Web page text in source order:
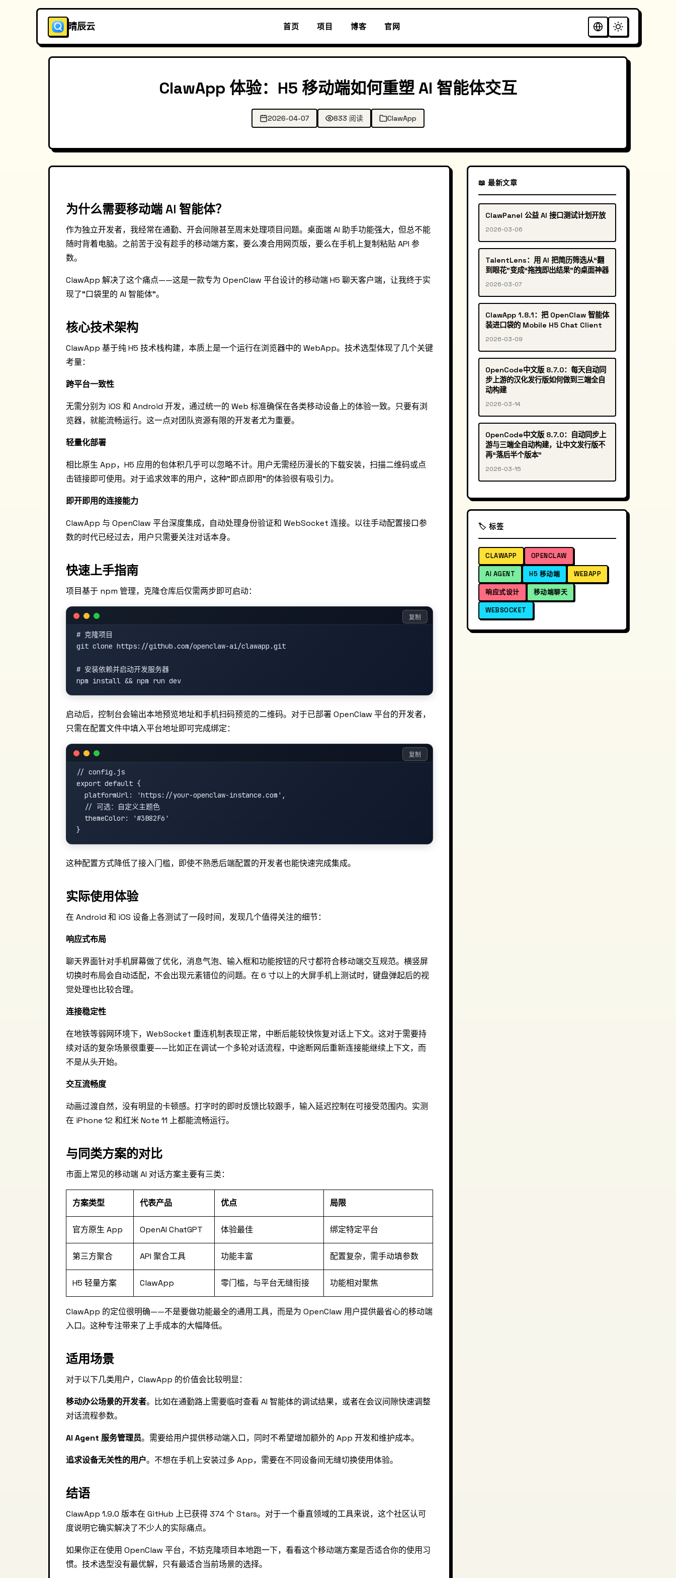
晴辰云 首页 项目 博客 官网
ClawApp 体验：H5 移动端如何重塑 AI 智能体交互
2026-04-07 833 阅读 ClawApp
为什么需要移动端 AI 智能体？
作为独立开发者，我经常在通勤、开会间隙甚至周末处理项目问题。桌面端 AI 助手功能强大，但总不能
随时背着电脑。之前苦于没有趁手的移动端方案，要么凑合用网页版，要么在手机上复制粘贴 API 参
数。
ClawApp 解决了这个痛点——这是一款专为 OpenClaw 平台设计的移动端 H5 聊天客户端，让我终于实
现了"口袋里的 AI 智能体"。
核心技术架构
ClawApp 基于纯 H5 技术栈构建，本质上是一个运行在浏览器中的 WebApp。技术选型体现了几个关键
考量：
跨平台一致性
无需分别为 iOS 和 Android 开发，通过统一的 Web 标准确保在各类移动设备上的体验一致。只要有浏
览器，就能流畅运行。这一点对团队资源有限的开发者尤为重要。
轻量化部署
相比原生 App，H5 应用的包体积几乎可以忽略不计。用户无需经历漫长的下载安装，扫描二维码或点
击链接即可使用。对于追求效率的用户，这种"即点即用"的体验很有吸引力。
即开即用的连接能力
ClawApp 与 OpenClaw 平台深度集成，自动处理身份验证和 WebSocket 连接。以往手动配置接口参
数的时代已经过去，用户只需要关注对话本身。
快速上手指南
项目基于 npm 管理，克隆仓库后仅需两步即可启动：
# 克隆项目
git clone https://github.com/openclaw-ai/clawapp.git
# 安装依赖并启动开发服务器
复制
启动后，控制台会输出本地预览地址和手机扫码预览的二维码。对于已部署 OpenClaw 平台的开发者，
只需在配置文件中填入平台地址即可完成绑定：
// config.js
export default {
  platformUrl: 'https://your-openclaw-instance.com',
  // 可选：自定义主题色
  themeColor: '#3B82F6'
复制
这种配置方式降低了接入门槛，即使不熟悉后端配置的开发者也能快速完成集成。
实际使用体验
在 Android 和 iOS 设备上各测试了一段时间，发现几个值得关注的细节：
响应式布局
聊天界面针对手机屏幕做了优化，消息气泡、输入框和功能按钮的尺寸都符合移动端交互规范。横竖屏
切换时布局会自动适配，不会出现元素错位的问题。在 6 寸以上的大屏手机上测试时，键盘弹起后的视
觉处理也比较合理。
连接稳定性
在地铁等弱网环境下，WebSocket 重连机制表现正常，中断后能较快恢复对话上下文。这对于需要持
续对话的复杂场景很重要——比如正在调试一个多轮对话流程，中途断网后重新连接能继续上下文，而
不是从头开始。
交互流畅度
动画过渡自然，没有明显的卡顿感。打字时的即时反馈比较跟手，输入延迟控制在可接受范围内。实测
在 iPhone 12 和红米 Note 11 上都能流畅运行。
与同类方案的对比
市面上常见的移动端 AI 对话方案主要有三类：
方案类型 代表产品 优点 局限
官方原生 App OpenAI ChatGPT 体验最佳 绑定特定平台
第三方聚合 API 聚合工具 功能丰富 配置复杂，需手动填参数
H5 轻量方案 ClawApp 零门槛，与平台无缝衔接 功能相对聚焦
ClawApp 的定位很明确——不是要做功能最全的通用工具，而是为 OpenClaw 用户提供最省心的移动端
入口。这种专注带来了上手成本的大幅降低。
适用场景
对于以下几类用户，ClawApp 的价值会比较明显：
移动办公场景的开发者。比如在通勤路上需要临时查看 AI 智能体的调试结果，或者在会议间隙快速调整
对话流程参数。
AI Agent 服务管理员。需要给用户提供移动端入口，同时不希望增加额外的 App 开发和维护成本。
追求设备无关性的用户。不想在手机上安装过多 App，需要在不同设备间无缝切换使用体验。
结语
ClawApp 1.9.0 版本在 GitHub 上已获得 374 个 Stars。对于一个垂直领域的工具来说，这个社区认可
度说明它确实解决了不少人的实际痛点。
如果你正在使用 OpenClaw 平台，不妨克隆项目本地跑一下，看看这个移动端方案是否适合你的使用习
惯。技术选型没有最优解，只有最适合当前场景的选择。
📖 最新文章
ClawPanel 公益 AI 接口测试计划开放
2026-03-06
TalentLens：用 AI 把简历筛选从“翻
到眼花”变成“拖拽即出结果”的桌面神器
2026-03-07
ClawApp 1.8.1：把 OpenClaw 智能体
装进口袋的 Mobile H5 Chat Client
2026-03-09
OpenCode中文版 8.7.0：每天自动同
步上游的汉化发行版如何做到三端全自
动构建
2026-03-14
OpenCode中文版 8.7.0：自动同步上
游与三端全自动构建，让中文发行版不
再“落后半个版本”
2026-03-15
🏷️ 标签
CLAWAPP OPENCLAW
AI AGENT H5 移动端 WEBAPP
响应式设计 移动端聊天
WEBSOCKET